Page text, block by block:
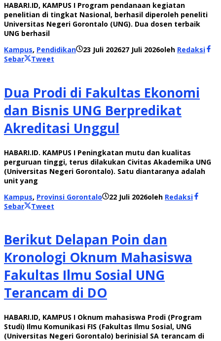
HABARI.ID, KAMPUS I Program pendanaan kegiatan
penelitian di tingkat Nasional, berhasil diperoleh peneliti
Universitas Negeri Gorontalo (UNG). Dua dosen terbaik
UNG berhasil
Kampus, Pendidikan 23 Juli 202627 Juli 2026oleh Redaksi
Sebar
Tweet
Dua Prodi di Fakultas Ekonomi
dan Bisnis UNG Berpredikat
Akreditasi Unggul
HABARI.ID. KAMPUS I Peningkatan mutu dan kualitas
perguruan tinggi, terus dilakukan Civitas Akademika UNG
(Universitas Negeri Gorontalo). Satu diantaranya adalah
unit yang
Kampus, Provinsi Gorontalo 22 Juli 2026oleh Redaksi
Sebar
Tweet
Berikut Delapan Poin dan
Kronologi Oknum Mahasiswa
Fakultas Ilmu Sosial UNG
Terancam di DO
HABARI.ID, KAMPUS I Oknum mahasiswa Prodi (Program
Studi) Ilmu Komunikasi FIS (Fakultas Ilmu Sosial, UNG
(Universitas Negeri Gorontalo) berinisial SA terancam di